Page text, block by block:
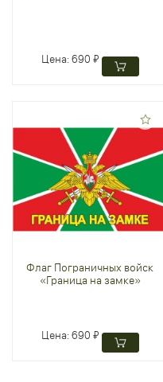
Цена:690 ₽
Флаг Пограничных войск
«Граница на замке»
Цена:690 ₽